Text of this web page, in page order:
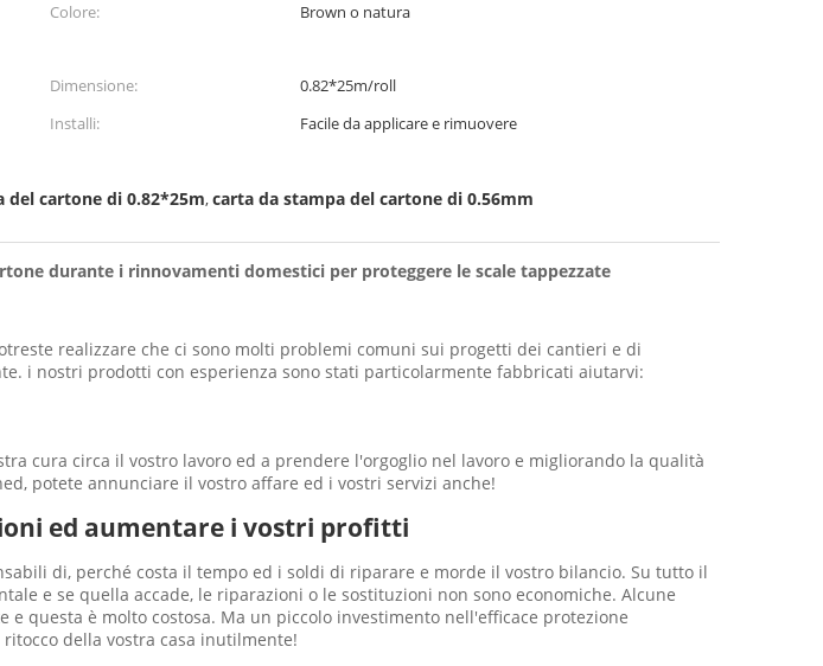
Colore: Brown o natura
Dimensione:
0.82*25m/roll
Installi:
Facile da applicare e rimuovere
del cartone di 0.82*25m,carta da stampa del cartone di 0.56mm
durante i rinnovamenti domestici per proteggere le scale tappezzate
realizzare che ci sono molti problemi comuni sui progetti dei cantieri e di
i nostri prodotti con esperienza sono stati particolarmente fabbricati aiutarvi:
cura circa il vostro lavoro ed a prendere l'orgoglio nel lavoro e migliorando la qualità
potete annunciare il vostro affare ed i vostri servizi anche!
ed aumentare i vostri profitti
di, perché costa il tempo ed i soldi di riparare e morde il vostro bilancio. Su tutto il
e se quella accade, le riparazioni o le sostituzioni non sono economiche. Alcune
questa è molto costosa. Ma un piccolo investimento nell'efficace protezione
della vostra casa inutilmente!